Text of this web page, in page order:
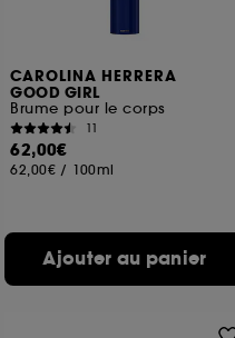
CAROLINA HERRERA
GOOD GIRL
Brume pour le corps
11
62,00€
62,00€ / 100ml
Ajouter au panier